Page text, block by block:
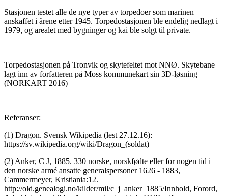
Stasjonen testet alle de nye typer av torpedoer som marinen
anskaffet i årene etter 1945. Torpedostasjonen ble endelig nedlagt i
1979, og arealet med bygninger og kai ble solgt til private.
Torpedostasjonen på Tronvik og skytefeltet mot NNØ. Skytebane
lagt inn av forfatteren på Moss kommunekart sin 3D-løsning
(NORKART 2016)
Referanser:
(1) Dragon. Svensk Wikipedia (lest 27.12.16):
https://sv.wikipedia.org/wiki/Dragon_(soldat)
(2) Anker, C J, 1885. 330 norske, norskfødte eller for nogen tid i
den norske armé ansatte generalspersoner 1626 - 1883,
Cammermeyer, Kristiania:12.
http://old.genealogi.no/kilder/mil/c_j_anker_1885/Innhold, Forord,